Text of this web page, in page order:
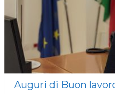
Auguri di Buon